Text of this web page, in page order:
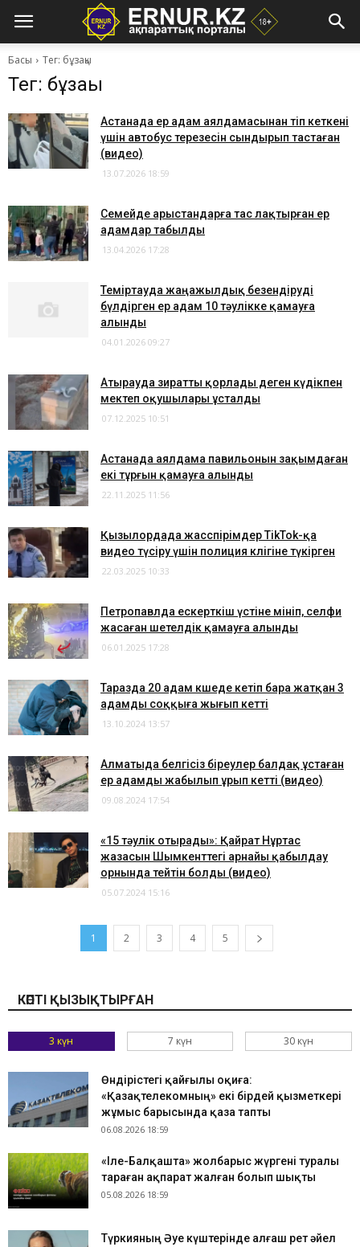
Басы Тег: бұзақы
Тег: бұзақы
Астанада ер адам аялдамасынан өтіп кеткені
үшін автобус терезесін сындырып тастаған
(видео)
13.07.2026 18:59
Семейде арыстандарға тас лақтырған ер
адамдар табылды
13.04.2026 17:28
Теміртауда жаңажылдық безендіруді
бүлдірген ер адам 10 тәулікке қамауға
алынды
04.01.2026 09:27
Атырауда зиратты қорлады деген күдікпен
мектеп оқушылары ұсталды
07.12.2025 10:51
Астанада аялдама павильонын зақымдаған
екі тұрғын қамауға алынды
22.11.2025 11:56
Қызылордада жасөспірімдер TikTok-қа
видео түсіру үшін полиция көлігіне түкірген
22.03.2025 10:33
​Петропавлда ескерткіш үстіне мініп, селфи
жасаған шетелдік қамауға алынды
06.01.2025 17:28
Таразда 20 адам көшеде кетіп бара жатқан 3
адамды соққыға жығып кетті
13.10.2024 13:57
Алматыда белгісіз біреулер балдақ ұстаған
ер адамды жабылып ұрып кетті (видео)
09.08.2024 17:54
​«15 тәулік отырады»: Қайрат Нұртас
жазасын Шымкенттегі арнайы қабылдау
орнында өтейтін болды (видео)
05.07.2024 15:16
1 2 3 4 5
КӨПТІ ҚЫЗЫҚТЫРҒАН
3 күн 7 күн 30 күн
Өндірістегі қайғылы оқиға:
«Қазақтелекомның» екі бірдей қызметкері
жұмыс барысында қаза тапты
06.08.2026 18:59
«Іле-Балқашта» жолбарыс жүргені туралы
тараған ақпарат жалған болып шықты
05.08.2026 18:59
Түркияның Әуе күштерінде алғаш рет әйел